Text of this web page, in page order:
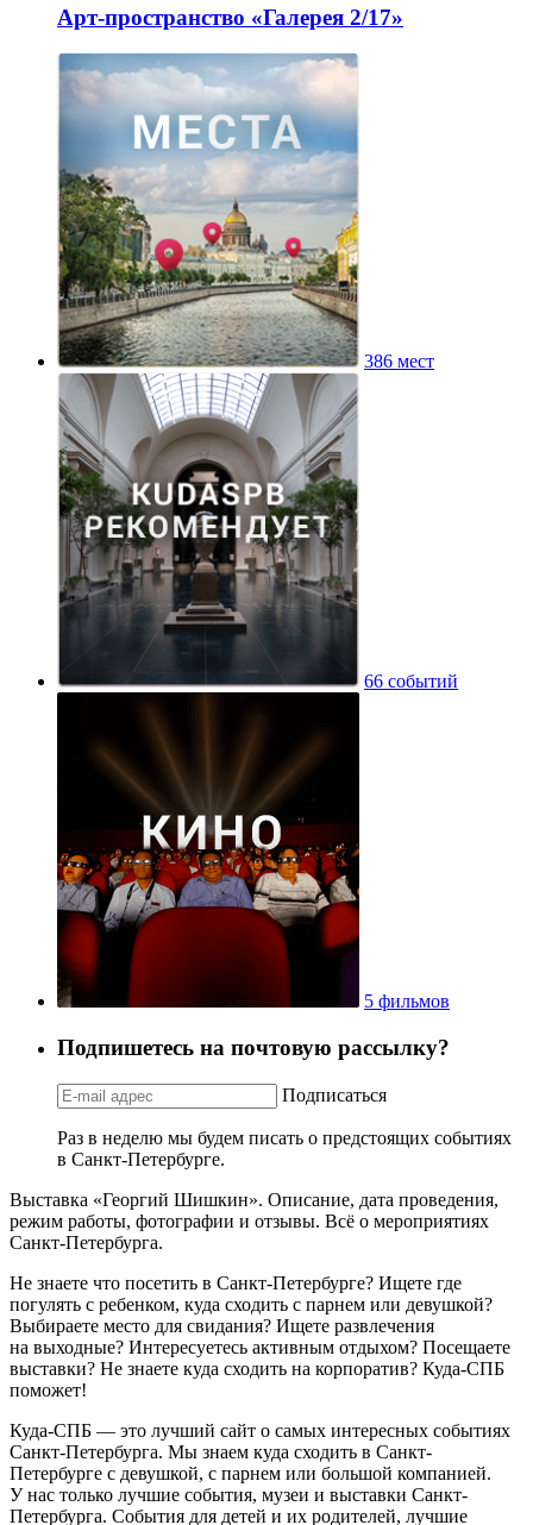
Арт-пространство «Галерея 2/17»
386 мест
66 событий
5 фильмов
Подпишетесь на почтовую рассылку?
Подписаться
Раз в неделю мы будем писать о предстоящих событиях
в Санкт-Петербурге.
Выставка «Георгий Шишкин». Описание, дата проведения,
режим работы, фотографии и отзывы. Всё о мероприятиях
Санкт-Петербурга.
Не знаете что посетить в Санкт-Петербурге? Ищете где
погулять с ребенком, куда сходить с парнем или девушкой?
Выбираете место для свидания? Ищете развлечения
на выходные? Интересуетесь активным отдыхом? Посещаете
выставки? Не знаете куда сходить на корпоратив? Куда-СПБ
поможет!
Куда-СПБ — это лучший сайт о самых интересных событиях
Санкт-Петербурга. Мы знаем куда сходить в Санкт-
Петербурге с девушкой, с парнем или большой компанией.
У нас только лучшие события, музеи и выставки Санкт-
Петербурга. События для детей и их родителей, лучшие